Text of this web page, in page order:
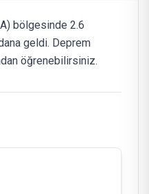
bölgesinde 2.6
geldi. Deprem
öğrenebilirsiniz.